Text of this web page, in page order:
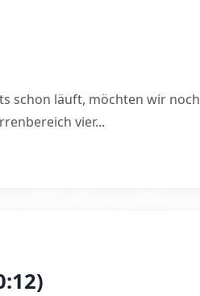
schon läuft, möchten wir noch
vier...